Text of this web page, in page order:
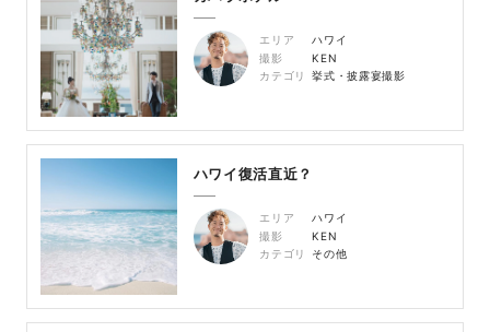
エリア
ハワイ
撮影
KEN
カテゴリ
挙式・披露宴撮影
ハワイ復活直近？
エリア
ハワイ
撮影
KEN
カテゴリ
その他